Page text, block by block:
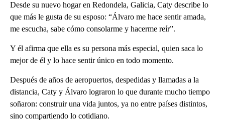
Desde su nuevo hogar en Redondela, Galicia, Caty describe lo
que más le gusta de su esposo: “Álvaro me hace sentir amada,
me escucha, sabe cómo consolarme y hacerme reír”.
Y él afirma que ella es su persona más especial, quien saca lo
mejor de él y lo hace sentir único en todo momento.
Después de años de aeropuertos, despedidas y llamadas a la
distancia, Caty y Álvaro lograron lo que durante mucho tiempo
soñaron: construir una vida juntos, ya no entre países distintos,
sino compartiendo lo cotidiano.